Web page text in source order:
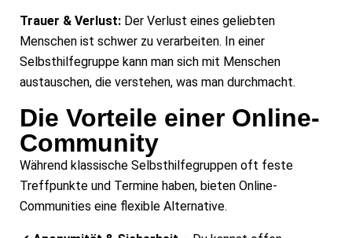
Trauer & Verlust: Der Verlust eines geliebten
Menschen ist schwer zu verarbeiten. In einer
Selbsthilfegruppe kann man sich mit Menschen
austauschen, die verstehen, was man durchmacht.
Die Vorteile einer Online-
Community
Während klassische Selbsthilfegruppen oft feste
Treffpunkte und Termine haben, bieten Online-
Communities eine flexible Alternative.